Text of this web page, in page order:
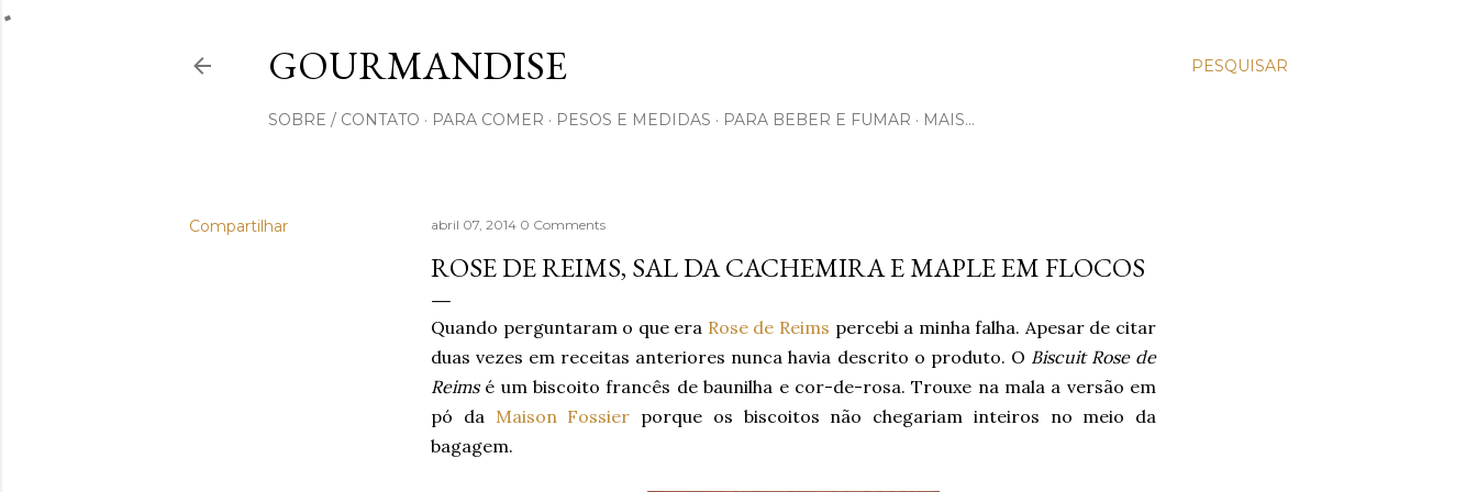
PESQUISAR
GOURMANDISE
SOBRE / CONTATO PARA COMER PESOS E MEDIDAS PARA BEBER E FUMAR MAIS…
Compartilhar abril 07, 2014 0 Comments
ROSE DE REIMS, SAL DA CACHEMIRA E MAPLE EM FLOCOS
Quando perguntaram o que era Rose de Reims percebi a minha falha. Apesar de citar
duas vezes em receitas anteriores nunca havia descrito o produto. O Biscuit Rose de
Reimsé um biscoito francês de baunilha e cor-de-rosa. Trouxe na mala a versão em
pó da Maison Fossier porque os biscoitos não chegariam inteiros no meio da
bagagem.